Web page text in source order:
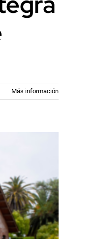
Más información